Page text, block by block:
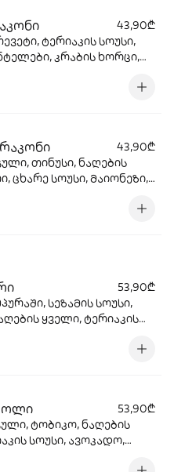
43,90₾
ტერიაკის სოუსი,
კრაბის ხორცი,
43,90₾
თინუსი, ნაღების
ცხარე სოუსი, მაიონეზი,
53,90₾
სეზამის სოუსი,
ყველი, ტერიაკის
53,90₾
ტობიკო, ნაღების
სოუსი, ავოკადო,